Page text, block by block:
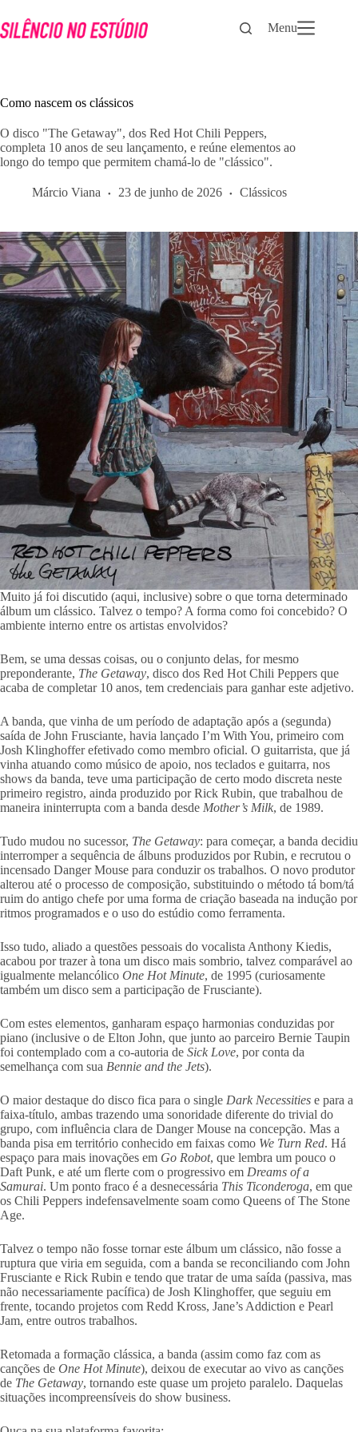
para
o
Menu
Como nascem os clássicos
O disco "The Getaway", dos Red Hot Chili Peppers,
completa 10 anos de seu lançamento, e reúne elementos ao
longo do tempo que permitem chamá-lo de "clássico".
Márcio Viana 23 de junho de 2026 Clássicos
Muito já foi discutido (aqui, inclusive) sobre o que torna determinado
álbum um clássico. Talvez o tempo? A forma como foi concebido? O
ambiente interno entre os artistas envolvidos?
Bem, se uma dessas coisas, ou o conjunto delas, for mesmo
preponderante, The Getaway, disco dos Red Hot Chili Peppers que
acaba de completar 10 anos, tem credenciais para ganhar este adjetivo.
A banda, que vinha de um período de adaptação após a (segunda)
saída de John Frusciante, havia lançado I’m With You, primeiro com
Josh Klinghoffer efetivado como membro oficial. O guitarrista, que já
vinha atuando como músico de apoio, nos teclados e guitarra, nos
shows da banda, teve uma participação de certo modo discreta neste
primeiro registro, ainda produzido por Rick Rubin, que trabalhou de
maneira ininterrupta com a banda desde Mother’s Milk, de 1989.
Tudo mudou no sucessor, The Getaway: para começar, a banda decidiu
interromper a sequência de álbuns produzidos por Rubin, e recrutou o
incensado Danger Mouse para conduzir os trabalhos. O novo produtor
alterou até o processo de composição, substituindo o método tá bom/tá
ruim do antigo chefe por uma forma de criação baseada na indução por
ritmos programados e o uso do estúdio como ferramenta.
Isso tudo, aliado a questões pessoais do vocalista Anthony Kiedis,
acabou por trazer à tona um disco mais sombrio, talvez comparável ao
igualmente melancólico One Hot Minute, de 1995 (curiosamente
também um disco sem a participação de Frusciante).
Com estes elementos, ganharam espaço harmonias conduzidas por
piano (inclusive o de Elton John, que junto ao parceiro Bernie Taupin
foi contemplado com a co-autoria de Sick Love, por conta da
semelhança com sua Bennie and the Jets).
O maior destaque do disco fica para o single Dark Necessities e para a
faixa-título, ambas trazendo uma sonoridade diferente do trivial do
grupo, com influência clara de Danger Mouse na concepção. Mas a
banda pisa em território conhecido em faixas como We Turn Red. Há
espaço para mais inovações em Go Robot, que lembra um pouco o
Daft Punk, e até um flerte com o progressivo em Dreams of a
Samurai. Um ponto fraco é a desnecessária This Ticonderoga, em que
os Chili Peppers indefensavelmente soam como Queens of The Stone
Age.
Talvez o tempo não fosse tornar este álbum um clássico, não fosse a
ruptura que viria em seguida, com a banda se reconciliando com John
Frusciante e Rick Rubin e tendo que tratar de uma saída (passiva, mas
não necessariamente pacífica) de Josh Klinghoffer, que seguiu em
frente, tocando projetos com Redd Kross, Jane’s Addiction e Pearl
Jam, entre outros trabalhos.
Retomada a formação clássica, a banda (assim como faz com as
canções de One Hot Minute), deixou de executar ao vivo as canções
de The Getaway, tornando este quase um projeto paralelo. Daquelas
situações incompreensíveis do show business.